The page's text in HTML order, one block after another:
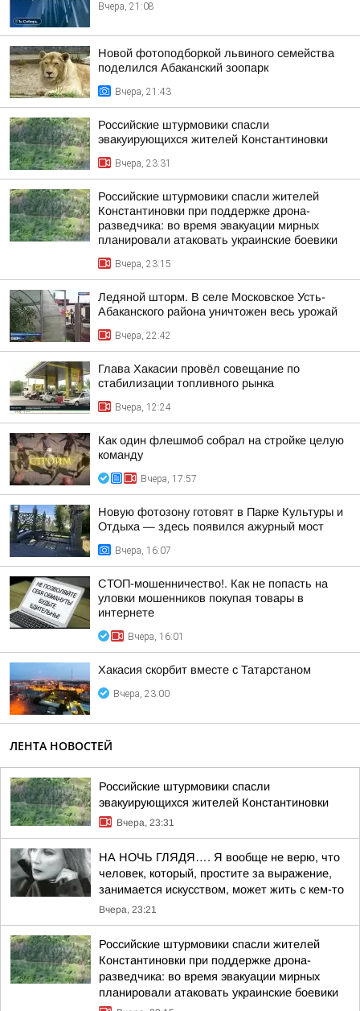
Вчера, 21:08
Новой фотоподборкой львиного семейства
поделился Абаканский зоопарк
Вчера, 21:43
Российские штурмовики спасли
эвакуирующихся жителей Константиновки
Вчера, 23:31
Российские штурмовики спасли жителей
Константиновки при поддержке дрона-
разведчика: во время эвакуации мирных
планировали атаковать украинские боевики
Вчера, 23:15
Ледяной шторм. В селе Московское Усть-
Абаканского района уничтожен весь урожай
Вчера, 22:42
Глава Хакасии провёл совещание по
стабилизации топливного рынка
Вчера, 12:24
Как один флешмоб собрал на стройке целую
команду
Вчера, 17:57
Новую фотозону готовят в Парке Культуры и
Отдыха — здесь появился ажурный мост
Вчера, 16:07
СТОП-мошенничество!. Как не попасть на
уловки мошенников покупая товары в
интернете
Вчера, 16:01
Хакасия скорбит вместе с Татарстаном
Вчера, 23:00
ЛЕНТА НОВОСТЕЙ
Российские штурмовики спасли
эвакуирующихся жителей Константиновки
Вчера, 23:31
НА НОЧЬ ГЛЯДЯ…. Я вообще не верю, что
человек, который, простите за выражение,
занимается искусством, может жить с кем-то
Вчера, 23:21
Российские штурмовики спасли жителей
Константиновки при поддержке дрона-
разведчика: во время эвакуации мирных
планировали атаковать украинские боевики